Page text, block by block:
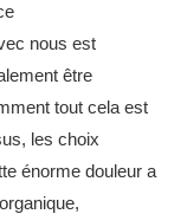
nous est
être
tout cela est
les choix
énorme douleur a